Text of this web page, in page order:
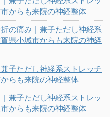
からも来院の神経整体
の痛み｜兼子ただし神経系
県小城市からも来院の神経
子ただし神経系ストレッチ
らも来院の神経整体
兼子ただし神経系ストレッ
からも来院の神経整体